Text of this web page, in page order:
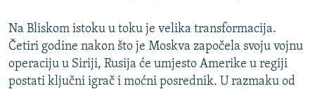
Na Bliskom istoku u toku je velika transformacija.
Četiri godine nakon što je Moskva započela svoju vojnu
operaciju u Siriji, Rusija će umjesto Amerike u regiji
postati ključni igrač i moćni posrednik. U razmaku od